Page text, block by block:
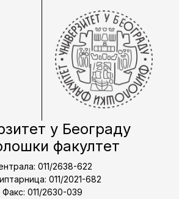
у Београду
факултет
011/2638-622
011/2021-682
Факс: 011/2630-039